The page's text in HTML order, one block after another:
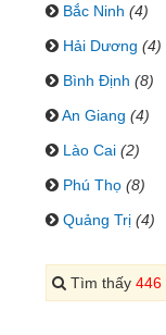
Bắc Ninh (4)
Hải Dương (4)
Bình Định (8)
An Giang (4)
Lào Cai (2)
Phú Thọ (8)
Quảng Trị (4)
Tìm thấy 446